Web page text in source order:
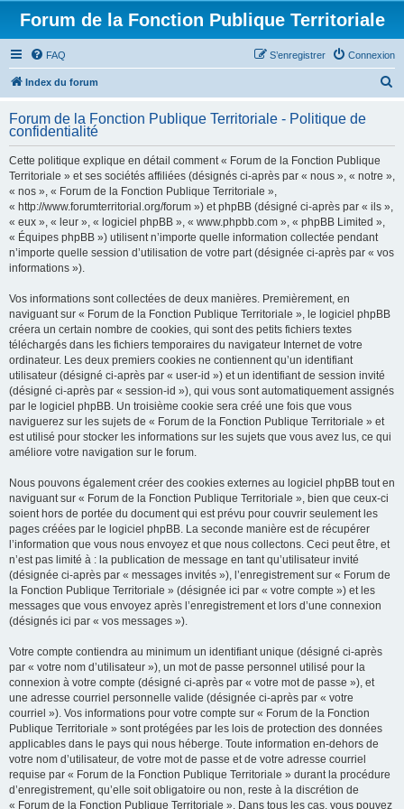
Forum de la Fonction Publique Territoriale
FAQ Connexion
S’enregistrer
Index du forum
h
Forum de la Fonction Publique Territoriale - Politique de
confidentialité
Cette politique explique en détail comment « Forum de la Fonction Publique
Territoriale » et ses sociétés affiliées (désignés ci-après par « nous », « notre »,
« nos », « Forum de la Fonction Publique Territoriale »,
« http://www.forumterritorial.org/forum ») et phpBB (désigné ci-après par « ils »,
« eux », « leur », « logiciel phpBB », « www.phpbb.com », « phpBB Limited »,
« Équipes phpBB ») utilisent n’importe quelle information collectée pendant
n’importe quelle session d’utilisation de votre part (désignée ci-après par « vos
informations »).
Vos informations sont collectées de deux manières. Premièrement, en
naviguant sur « Forum de la Fonction Publique Territoriale », le logiciel phpBB
créera un certain nombre de cookies, qui sont des petits fichiers textes
téléchargés dans les fichiers temporaires du navigateur Internet de votre
ordinateur. Les deux premiers cookies ne contiennent qu’un identifiant
utilisateur (désigné ci-après par « user-id ») et un identifiant de session invité
(désigné ci-après par « session-id »), qui vous sont automatiquement assignés
par le logiciel phpBB. Un troisième cookie sera créé une fois que vous
naviguerez sur les sujets de « Forum de la Fonction Publique Territoriale » et
est utilisé pour stocker les informations sur les sujets que vous avez lus, ce qui
améliore votre navigation sur le forum.
Nous pouvons également créer des cookies externes au logiciel phpBB tout en
naviguant sur « Forum de la Fonction Publique Territoriale », bien que ceux-ci
soient hors de portée du document qui est prévu pour couvrir seulement les
pages créées par le logiciel phpBB. La seconde manière est de récupérer
l’information que vous nous envoyez et que nous collectons. Ceci peut être, et
n’est pas limité à : la publication de message en tant qu’utilisateur invité
(désignée ci-après par « messages invités »), l’enregistrement sur « Forum de
la Fonction Publique Territoriale » (désignée ici par « votre compte ») et les
messages que vous envoyez après l’enregistrement et lors d’une connexion
(désignés ici par « vos messages »).
Votre compte contiendra au minimum un identifiant unique (désigné ci-après
par « votre nom d’utilisateur »), un mot de passe personnel utilisé pour la
connexion à votre compte (désigné ci-après par « votre mot de passe »), et
une adresse courriel personnelle valide (désignée ci-après par « votre
courriel »). Vos informations pour votre compte sur « Forum de la Fonction
Publique Territoriale » sont protégées par les lois de protection des données
applicables dans le pays qui nous héberge. Toute information en-dehors de
votre nom d’utilisateur, de votre mot de passe et de votre adresse courriel
requise par « Forum de la Fonction Publique Territoriale » durant la procédure
d’enregistrement, qu’elle soit obligatoire ou non, reste à la discrétion de
« Forum de la Fonction Publique Territoriale ». Dans tous les cas, vous pouvez